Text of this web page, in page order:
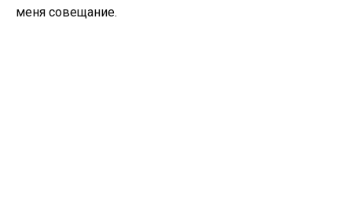
меня совещание.